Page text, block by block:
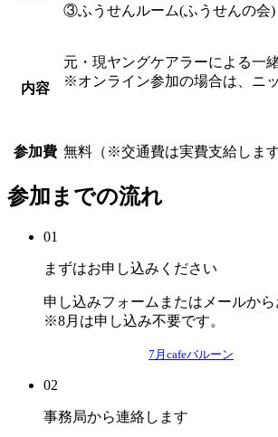
③ふうせんルーム(ふうせんの会)
内容
元・現ヤングケアラーによる一
※オンライン参加の場合は、ニ
参加費 無料（※交通費は実費支給します
参加までの流れ
01
まずはお申し込みください
申し込みフォームまたはメールから
※8月は申し込み不要です。
7月cafeバルーン
02
事務局から連絡します